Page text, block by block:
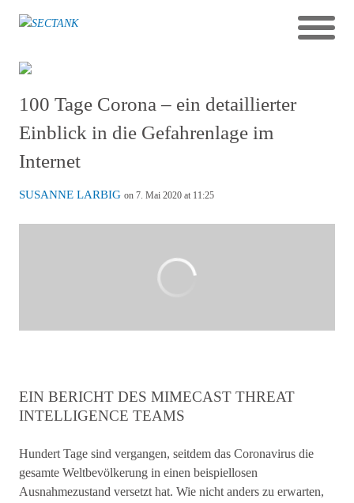
100 Tage Corona – ein detaillierter
Einblick in die Gefahrenlage im
Internet
SUSANNE LARBIG on 7. Mai 2020 at 11:25
EIN BERICHT DES MIMECAST THREAT
INTELLIGENCE TEAMS
Hundert Tage sind vergangen, seitdem das Coronavirus die
gesamte Weltbevölkerung in einen beispiellosen
Ausnahmezustand versetzt hat. Wie nicht anders zu erwarten,